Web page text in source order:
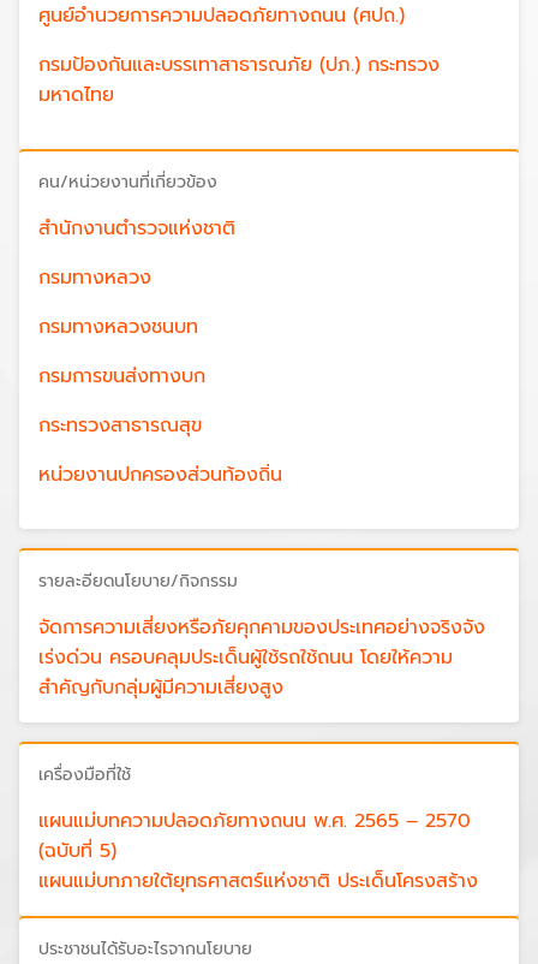
ศูนย์อำนวยการความปลอดภัยทางถนน (ศปถ.)
กรมป้องกันและบรรเทาสาธารณภัย (ปภ.) กระทรวง
มหาดไทย
คน/หน่วยงานที่เกี่ยวข้อง
สำนักงานตำรวจแห่งชาติ
กรมทางหลวง
กรมทางหลวงชนบท
กรมการขนส่งทางบก
กระทรวงสาธารณสุข
หน่วยงานปกครองส่วนท้องถิ่น
รายละอียดนโยบาย/กิจกรรม
จัดการความเสี่ยงหรือภัยคุกคามของประเทศอย่างจริงจัง
เร่งด่วน ครอบคลุมประเด็นผู้ใช้รถใช้ถนน โดยให้ความ
สำคัญกับกลุ่มผู้มีความเสี่ยงสูง
จัดการความเสี่ยงอย่างจริงจัง เร่งด่วน ครอบคลุมยาน
พาหนะทุกประเภท โดยให้ความสำคัญกับยานพาหนะที่มี
ความเสี่ยงสูง
ปรับปรุงและพัฒนาสภาพแวดล้อมที่ปลอดภัยเอื้อต่อการ
สัญจรทุกรูปแบบอย่างยั่งยืน
สร้างรากฐานการทำงานด้านความปลอดภัยทางถนนของ
ประเทศให้มีประสิทธิภาพ สามารถขับเคลื่อนการทำงานให้
บรรลุเป้าหมายได้อย่างยั่งยืน
เครื่องมือที่ใช้
แผนแม่บทความปลอดภัยทางถนน พ.ศ. 2565 – 2570
(ฉบับที่ 5)
แผนแม่บทภายใต้ยุทธศาสตร์แห่งชาติ ประเด็นโครงสร้าง
พื้นฐาน ระบบโลจิสติกส์ และดิจิทัล
ประชาชนได้รับอะไรจากนโยบาย